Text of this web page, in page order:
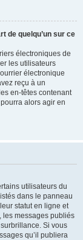
de quelqu’un sur ce
électroniques de
les utilisateurs
électronique
reçu à un
en-têtes contenant
alors agir en
utilisateurs du
dans le panneau
statut en ligne et
les messages publiés
Si vous
qu’il publiera